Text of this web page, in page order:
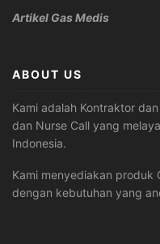
Artikel Gas Medis
ABOUT US
Kami adalah Kontraktor
dan Nurse Call yang
Indonesia.
Kami menyediakan produk
dengan kebutuhan yang